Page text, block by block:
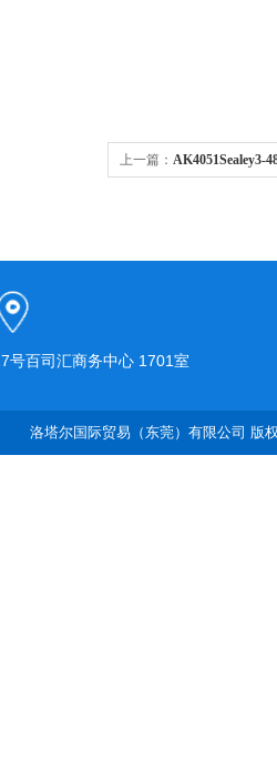
上一篇： AK4051Sealey3-
号百司汇商务中心 1701室
洛塔尔国际贸易（东莞）有限公司 版